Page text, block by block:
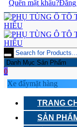
Quên mật khẩu?
0
Xe đẩymặt hàng
TRANG
SẢN